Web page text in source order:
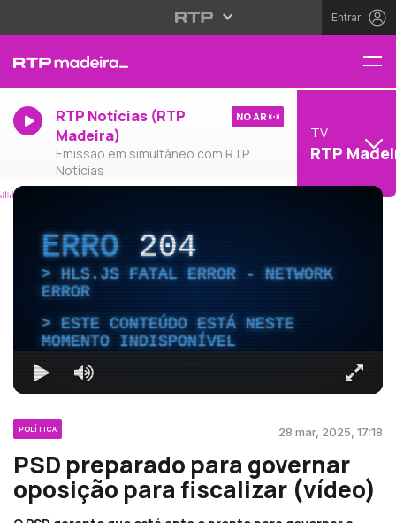
Entrar
RTP Notícias (RTP
Madeira)
Emissão em simultâneo com RTP
Notícias
NO AR
TV
RTP
ERRO204
HLS.JS FATAL ERROR - NETWORK
ERROR
ESTE CONTEÚDO ESTÁ NESTE
MOMENTO INDISPONÍVEL
POLÍTICA 28 mar, 2025, 17:18
PSD preparado para governar
oposição para fiscalizar (vídeo)